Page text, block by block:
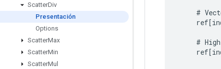
ScatterDiv
Presentación
Options
ScatterMax
ScatterMin
ScatterMul
#
ref[
# High
ref[